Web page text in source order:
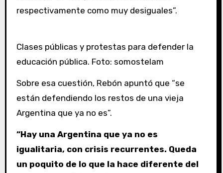
respectivamente como muy desiguales”.
Clases públicas y protestas para defender la
educación pública. Foto: somostelam
Sobre esa cuestión, Rebón apuntó que “se
están defendiendo los restos de una vieja
Argentina que ya no es”.
“Hay una Argentina que ya no es
igualitaria, con crisis recurrentes. Queda
un poquito de lo que la hace diferente del